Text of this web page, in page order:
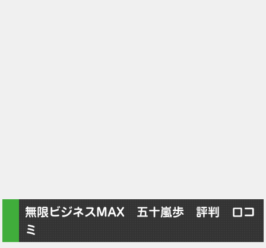
無限ビジネスMAX 五十嵐歩 評判 口コ
ミ